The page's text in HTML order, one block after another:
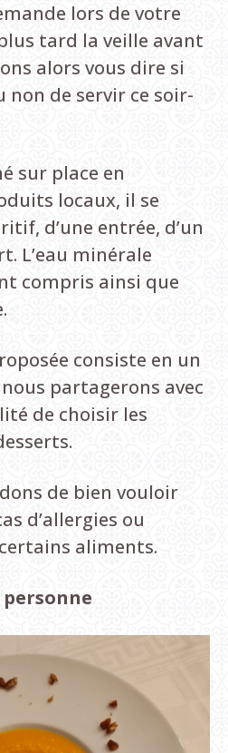
lors de votre
tard la veille avant
alors vous dire si
non de servir ce soir-
sur place en
locaux, il se
d’une entrée, d’un
L’eau minérale
compris ainsi que
consiste en un
partagerons avec
de choisir les
de bien vouloir
d’allergies ou
aliments.
personne